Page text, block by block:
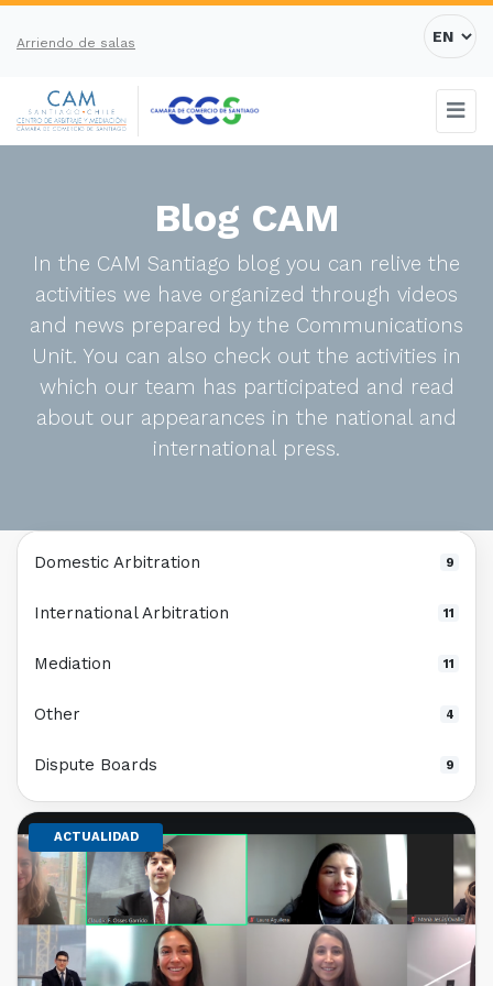
Arriendo de salas
Blog CAM
In the CAM Santiago blog you can relive the
activities we have organized through videos
and news prepared by the Communications
Unit. You can also check out the activities in
which our team has participated and read
about our appearances in the national and
international press.
ACTUALIDAD
Domestic Arbitration 9
International Arbitration 11
Mediation 11
Other 4
Dispute Boards 9